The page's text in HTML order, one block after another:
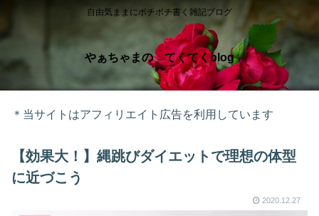
自由気ままにボチボチ書く雑記ブログ
やぁちゃまの てくてくblog
＊当サイトはアフィリエイト広告を利用しています
【効果大！】縄跳びダイエットで理想の体型
に近づこう
2020.12.27